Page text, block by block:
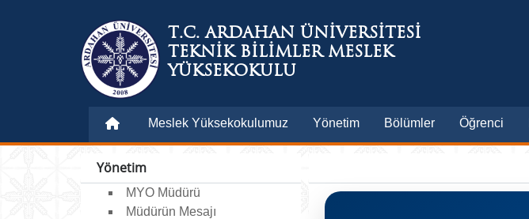
T.C. ARDAHAN ÜNİVERSİTESİ
TEKNİK BİLİMLER MESLEK
YÜKSEKOKULU
Meslek Yüksekokulumuz Yönetim Bölümler Öğrenci
Yönetim
MYO Müdürü
Müdürün Mesajı